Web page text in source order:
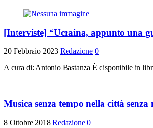
[Interviste] “Ucraina, appunto una
20 Febbraio 2023 Redazione 0
A cura di: Antonio Bastanza È disponibile in
Musica senza tempo nella città
8 Ottobre 2018 Redazione 0